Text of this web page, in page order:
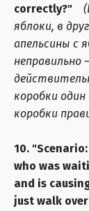
correctly?"
яблоки, в
апельсины с
неправильно
коробки
коробки
10.
who was
and is
just walk